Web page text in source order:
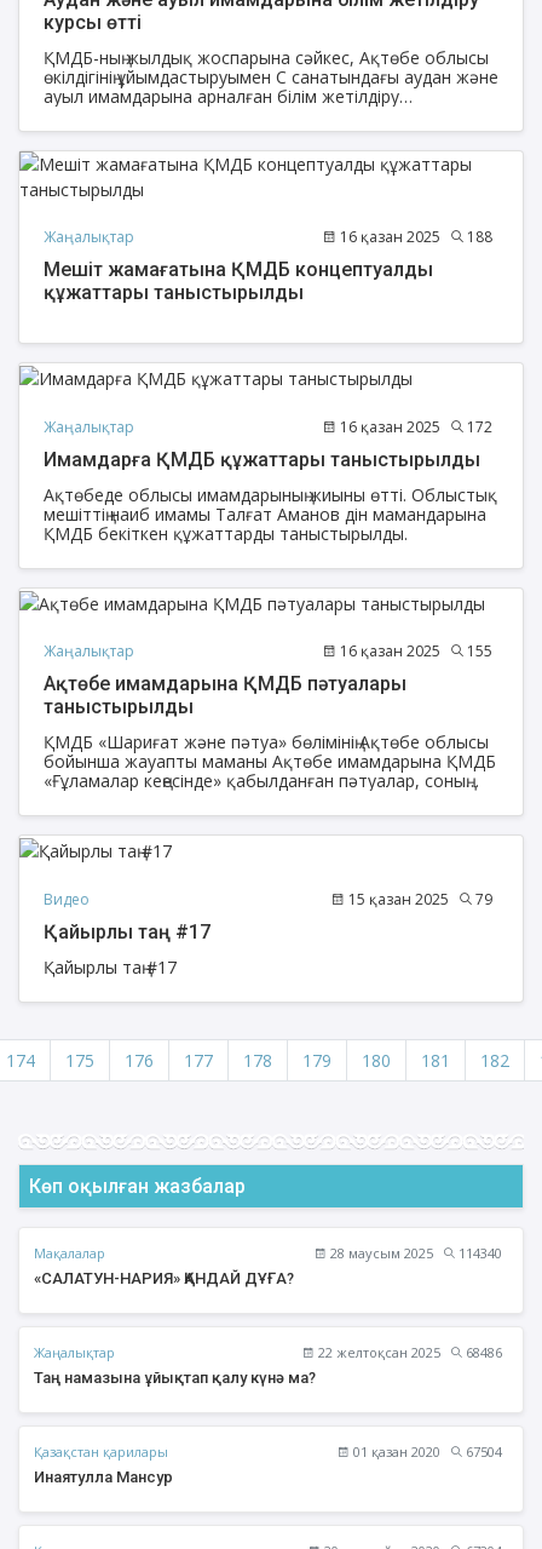
курсы өтті
ҚМДБ-ның жылдық жоспарына сәйкес, Ақтөбе облысы
өкілдігінің ұйымдастыруымен С санатындағы аудан және
ауыл имамдарына арналған білім жетілдіру
Жаңалықтар 16 қазан 2025 188
Мешіт жамағатына ҚМДБ концептуалды
құжаттары таныстырылды
Жаңалықтар 16 қазан 2025 172
Имамдарға ҚМДБ құжаттары таныстырылды
Ақтөбеде облысы имамдарының жиыны өтті. Облыстық
мешіттің наиб имамы Талғат Аманов дін мамандарына
ҚМДБ бекіткен құжаттарды таныстырылды.
Жаңалықтар 16 қазан 2025 155
Ақтөбе имамдарына ҚМДБ пәтуалары
таныстырылды
ҚМДБ «Шариғат және пәтуа» бөлімінің Ақтөбе облысы
бойынша жауапты маманы Ақтөбе имамдарына ҚМДБ
«Ғұламалар кеңесінде» қабылданған пәтуалар, соның
таныстыру семинарын өткізді
Видео 15 қазан 2025 79
Қайырлы таң #17
Қайырлы таң #17
174 175 176 177 178 179 180 181 182
Көп оқылған жазбалар
Мақалалар 28 маусым 2025
114340
«САЛАТУН-НАРИЯ» ҚАНДАЙ ДҰҒА?
Жаңалықтар 22 желтоқсан 2025
68486
Таң намазына ұйықтап қалу күнә ма?
Қазақстан қарилары 01 қазан 2020
67504
Инаятулла Мансур